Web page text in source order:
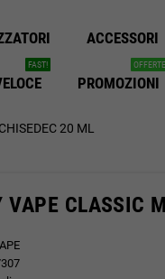
ACCESSORI
FAST!
PROMOZIONI
OFFERTE
20 ML
VAPE CLASSIC